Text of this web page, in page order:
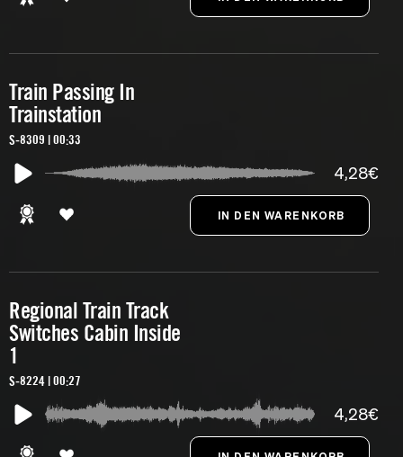
Train Passing In
Trainstation
S-8309 | 00:33
4,28€
Regional Train Track
Switches Cabin Inside
1
S-8224 | 00:27
4,28€